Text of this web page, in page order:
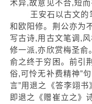
术异,故意见不合,短而
王安石以古文的笔
和欧阳修。荆公亦为
写古诗,用古文笔调,
修一派,亦欣赏梅圣俞
俞之终于穷困。前引
俗,可怜无补费精神”
言”用退之《答李翊书
即退之《赠崔立之》